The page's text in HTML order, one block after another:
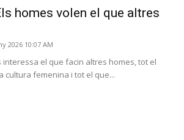
homes volen el que altres
2026 10:07 AM
interessa el que facin altres homes, tot el
cultura femenina i tot el que...